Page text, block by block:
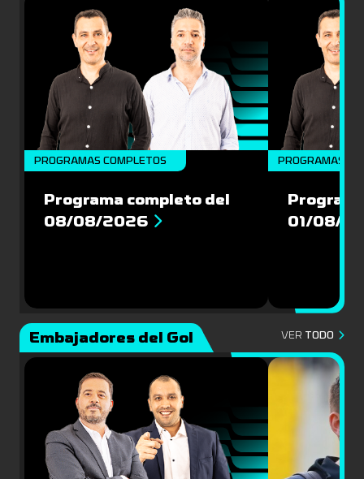
PROGRAMAS COMPLETOS
Programa completo del
08/08/2026
PROGRAMAS
01/08/
Embajadores del Gol VER TODO